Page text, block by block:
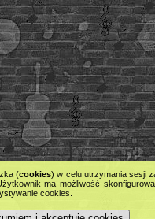
(cookies) w celu utrzymania sesji
ma możliwość
cookies.